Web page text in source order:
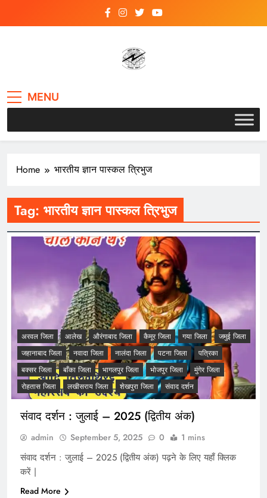
MENU
Home भारतीय ज्ञान पास्कल त्रिभुज
Tag: भारतीय ज्ञान पास्कल त्रिभुज
अरवल जिला आलेख औरंगाबाद जिला कैमूर जिला गया जिला
जमुई जिला
जहानाबाद जिला
नवादा जिला नालंदा जिला पटना जिला
पत्रिका
बक्सर जिला
बाँका जिला भागलपुर जिला भोजपुर जिला
मुंगेर जिला
रोहतास जिला
लखीसराय जिला शेखपुरा जिला संवाद दर्शन
संवाद दर्शन : जुलाई – 2025 (द्वितीय अंक)
admin September 5, 2025 0 1 mins
संवाद दर्शन : जुलाई – 2025 (द्वितीय अंक) पढ़ने के लिए यहाँ क्लिक
करें |
Read More